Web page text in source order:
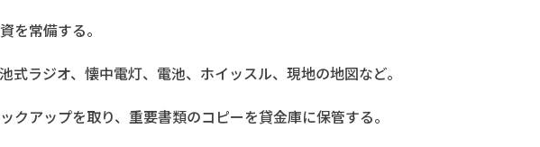
を常備する。
式ラジオ、懐中電灯、電池、ホイッスル、現地の地図など。
クアップを取り、重要書類のコピーを貸金庫に保管する。